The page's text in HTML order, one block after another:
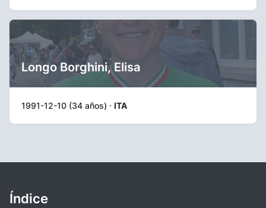
Longo Borghini, Elisa
1991-12-10 (34 años) · ITA
Índice